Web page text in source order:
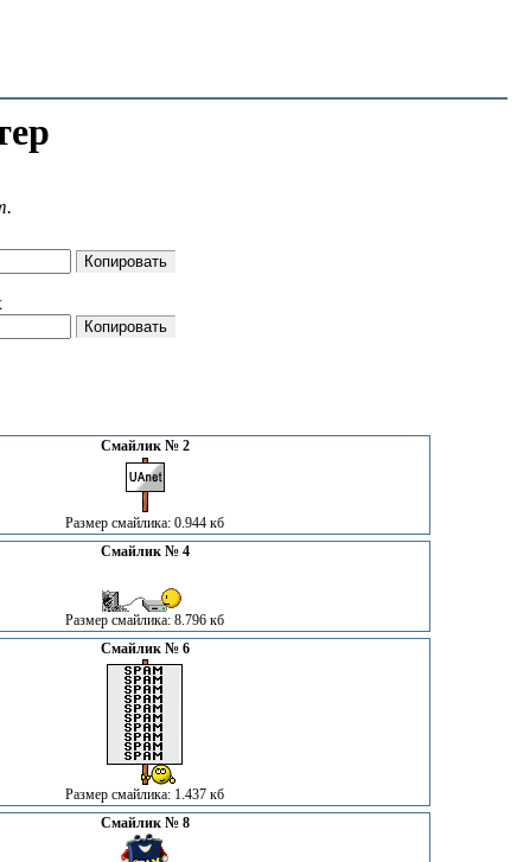
Смайлик № 2
Размер смайлика: 0.944 кб
Смайлик № 4
Размер смайлика: 8.796 кб
Смайлик № 6
Размер смайлика: 1.437 кб
Смайлик № 8